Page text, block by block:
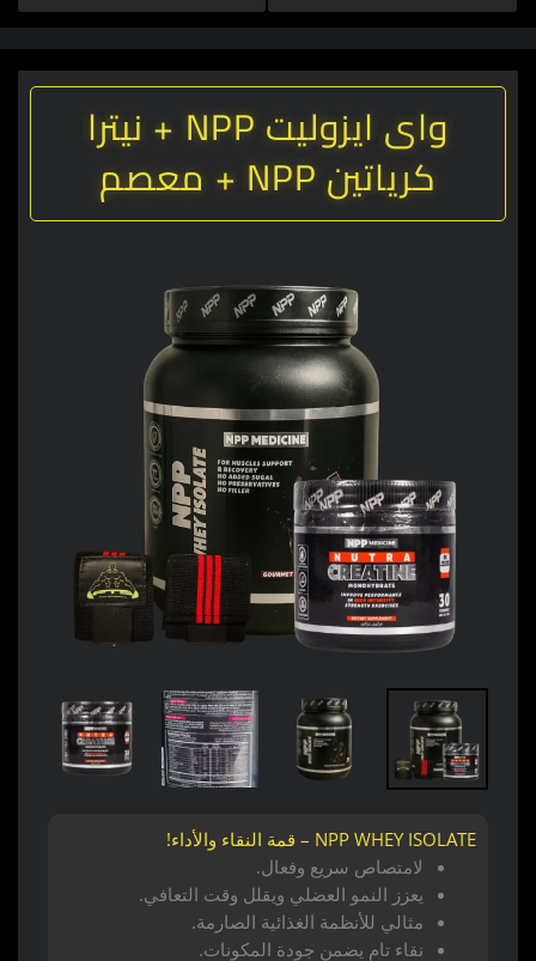
واى ايزوليت NPP + نيترا
كرياتين NPP + معصم
NPP WHEY ISOLATE – قمة النقاء والأداء!
لامتصاص سريع وفعال.
يعزز النمو العضلي ويقلل وقت التعافي.
مثالي للأنظمة الغذائية الصارمة.
نقاء تام يضمن جودة المكونات.